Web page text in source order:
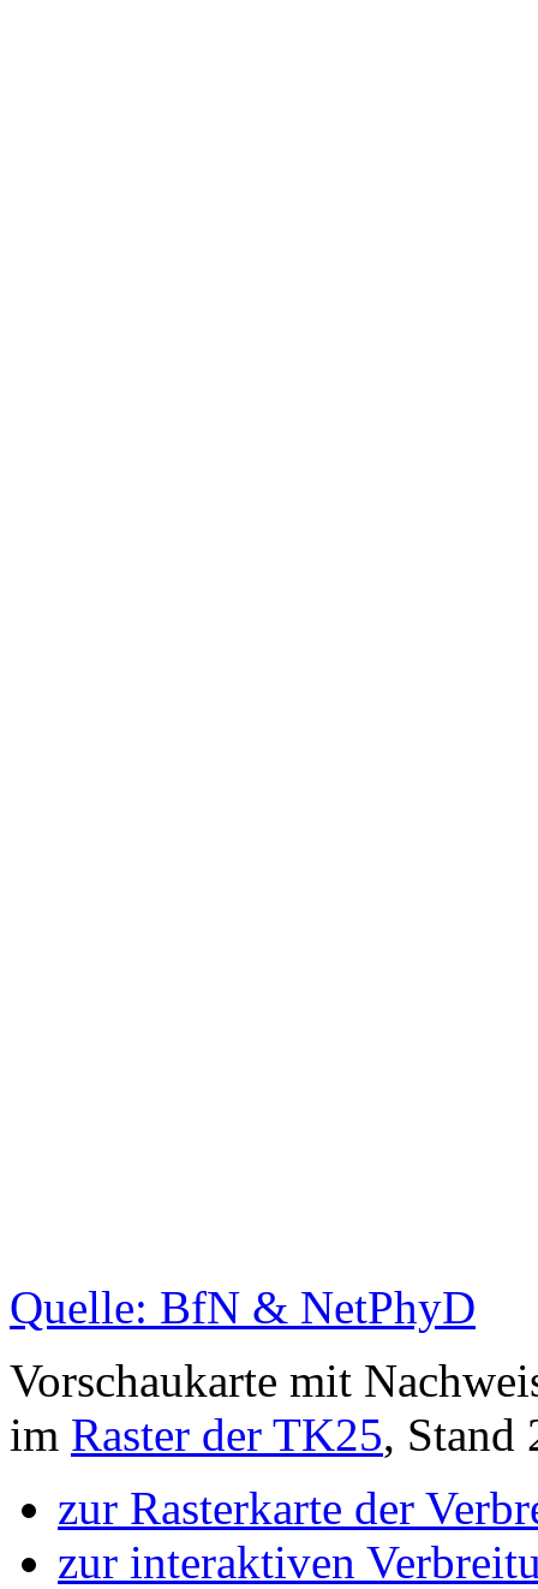
Quelle: BfN & NetPhyD
Vorschaukarte mit
im Raster der TK25, Stand
zur Rasterkarte der
zur interaktiven